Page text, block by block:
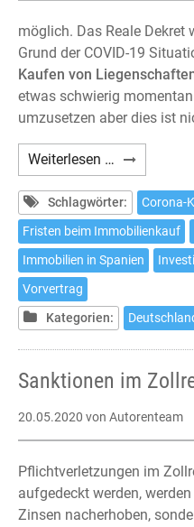
möglich. Das Reale
Grund der COVID-19
Kaufen von
etwas schwierig
umzusetzen aber dies ist
Weiterlesen … Ist
es
möglich
in
Spanien
während
Notstandes
ein
Haus
zu
Schlagwörter: Corona-
Fristen beim Immobilienkauf
Immobilien in Spanien
Vorvertrag
Kategorien:
Sanktionen im
20.05.2020 von Autorenteam
Pflichtverletzungen im
aufgedeckt werden,
Zinsen nacherhoben,